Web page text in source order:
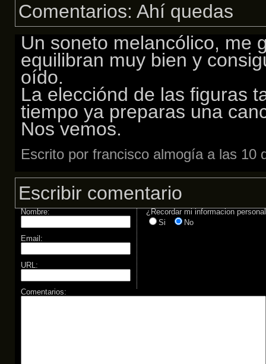
Comentarios: Ahí quedas
Un soneto melancólico, me
equilibran muy bien y
oído.
La elecciónd de las figuras
tiempo ya preparas una
Nos vemos.
Escrito por francisco almogía a las 10
Escribir comentario
Nombre:
Email:
URL:
¿Recordar mi informacion
Si
No
Comentarios: